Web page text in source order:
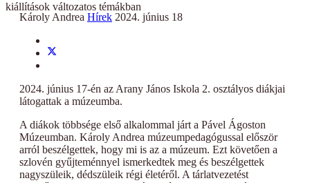
kiállítások változatos témákban
Károly Andrea Hírek 2024. június 18
2024. június 17-én az Arany János Iskola 2. osztályos diákjai
látogattak a múzeumba.
A diákok többsége első alkalommal járt a Pável Ágoston
Múzeumban. Károly Andrea múzeumpedagógussal először
arról beszélgettek, hogy mi is az a múzeum. Ezt követően a
szlovén gyűjteménnyel ismerkedtek meg és beszélgettek
nagyszüleik, dédszüleik régi életéről. A tárlatvezetést